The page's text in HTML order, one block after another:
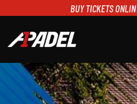
BUY TICKETS